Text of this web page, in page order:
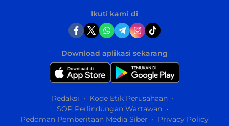
Ikuti kami di
Download aplikasi sekarang
Redaksi
Kode Etik Perusahaan
SOP Perlindungan Wartawan
Pedoman Pemberitaan Media Siber
Privacy Policy